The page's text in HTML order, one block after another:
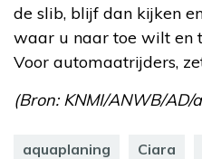
de slib, blijf dan kijken
waar u naar toe wilt en
Voor automaatrijders,
(Bron: KNMI/ANWB/AD/
aquaplaning Ciara